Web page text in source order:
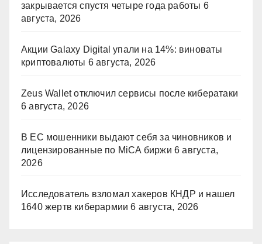
закрывается спустя четыре года работы 6
августа, 2026
Акции Galaxy Digital упали на 14%: виноваты
криптовалюты 6 августа, 2026
Zeus Wallet отключил сервисы после кибератаки
6 августа, 2026
В ЕС мошенники выдают себя за чиновников и
лицензированные по MiCA биржи 6 августа,
2026
Исследователь взломал хакеров КНДР и нашел
1640 жертв киберармии 6 августа, 2026